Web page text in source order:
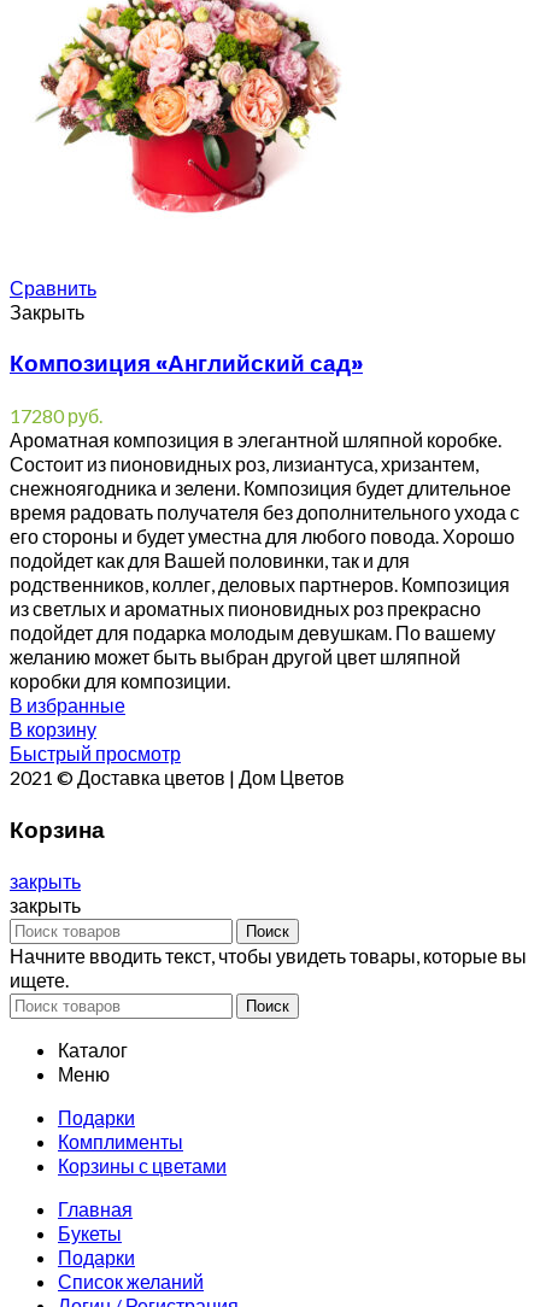
Сравнить
Закрыть
Композиция «Английский сад»
17280руб.
Ароматная композиция в элегантной шляпной коробке.
Состоит из пионовидных роз, лизиантуса, хризантем,
снежноягодника и зелени. Композиция будет длительное
время радовать получателя без дополнительного ухода с
его стороны и будет уместна для любого повода. Хорошо
подойдет как для Вашей половинки, так и для
родственников, коллег, деловых партнеров. Композиция
из светлых и ароматных пионовидных роз прекрасно
подойдет для подарка молодым девушкам. По вашему
желанию может быть выбран другой цвет шляпной
коробки для композиции.
В избранные
В корзину
Быстрый просмотр
2021 © Доставка цветов | Дом Цветов
Корзина
закрыть
закрыть
Поиск
Начните вводить текст, чтобы увидеть товары, которые вы
ищете.
Поиск
Каталог
Меню
Подарки
Комплименты
Корзины с цветами
Главная
Букеты
Подарки
Список желаний